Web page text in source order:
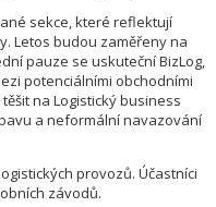
sekce, které reflektují
Letos budou zaměřeny na
pauze se uskuteční BizLog,
potenciálními obchodními
na Logistický business
a neformální navazování
provozů. Účastníci
závodů.